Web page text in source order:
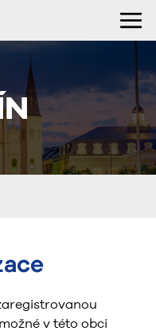
v této obci